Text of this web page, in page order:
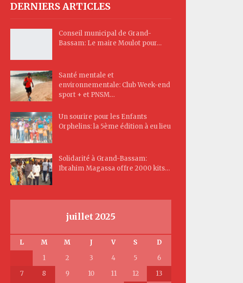
DERNIERS ARTICLES
Conseil municipal de Grand-
Bassam: Le maire Moulot pour…
Santé mentale et
environnementale: Club Week-end
sport + et PNSM…
Un sourire pour les Enfants
Orphelins: la 5ème édition à eu lieu
Solidarité à Grand-Bassam:
Ibrahim Magassa offre 2000 kits…
juillet 2025
L M M J V S
D
1
2 3 4 5
6
7
8 9 10 11 12
13